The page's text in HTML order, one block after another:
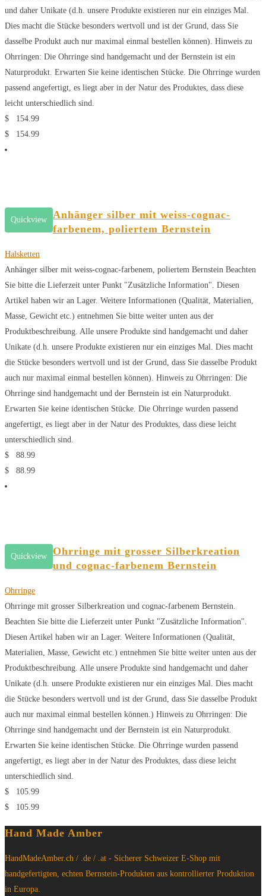
und daher Unikate (d.h. unsere Produkte existieren nur ein einziges Mal.
Dies macht die Stücke besonders wertvoll und ist der Grund, dass Sie
dasselbe Produkt auch nur maximal einmal bestellen können). Hinweis zu
Ohrringen: Die Ohrringe sind handgemacht und der Bernstein ist ein
Naturprodukt. Erwarten Sie keine identischen Stücke. Die Ohrringe wurden
passend angefertigt, es liegt aber in der Natur des Produktes, dass diese
leicht unterschiedlich sind.
$
154.99
$
154.99
Quickview
Anhänger silber mit weiss-cognac-
farbenem, poliertem Bernstein
Halsketten
Anhänger silber mit weiss-cognac-farbenem, poliertem Bernstein Beachten
Sie bitte die Lieferzeit unter Punkt "Zusätzliche Information". Diesen
Artikel haben wir an Lager. Weitere Informationen (Qualität, Materialien,
Masse, Gewicht etc.) entnehmen Sie bitte weiter unten aus der
Produktbeschreibung. Alle unsere Produkte sind handgemacht und daher
Unikate (d.h. unsere Produkte existieren nur ein einziges Mal. Dies macht
die Stücke besonders wertvoll und ist der Grund, dass Sie dasselbe Produkt
auch nur maximal einmal bestellen können). Hinweis zu Ohrringen: Die
Ohrringe sind handgemacht und der Bernstein ist ein Naturprodukt.
Erwarten Sie keine identischen Stücke. Die Ohrringe wurden passend
angefertigt, es liegt aber in der Natur des Produktes, dass diese leicht
unterschiedlich sind.
$
88.99
$
88.99
Quickview
Ohrringe mit grosser Silberkreation
und cognac-farbenem Bernstein
Ohrringe
Ohrringe mit grosser Silberkreation und cognac-farbenem Bernstein.
Beachten Sie bitte die Lieferzeit unter Punkt "Zusätzliche Information".
Diesen Artikel haben wir an Lager. Weitere Informationen (Qualität,
Materialien, Masse, Gewicht etc.) entnehmen Sie bitte weiter unten aus der
Produktbeschreibung. Alle unsere Produkte sind handgemacht und daher
Unikate (d.h. unsere Produkte existieren nur ein einziges Mal. Dies macht
die Stücke besonders wertvoll und ist der Grund, dass Sie dasselbe Produkt
auch nur maximal einmal bestellen können.) Hinweis zu Ohrringen: Die
Ohrringe sind handgemacht und der Bernstein ist ein Naturprodukt.
Erwarten Sie keine identischen Stücke. Die Ohrringe wurden passend
angefertigt, es liegt aber in der Natur des Produktes, dass diese leicht
unterschiedlich sind.
$
105.99
$
105.99
Hand Made Amber
HandMadeAmber.ch / .de / .at - Sicherer Schweizer E-Shop mit
handgefertigten, echten Bernstein-Produkten aus kontrollierter Produktion
in Europa.